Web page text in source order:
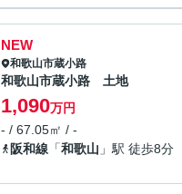
NEW
和歌山市蔵小路
和歌山市蔵小路 土地
1,090万円
- / 67.05㎡ / -
阪和線 「和歌山 」駅 徒歩8分